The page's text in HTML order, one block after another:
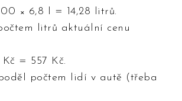
× 6,8 l = 14,28 litrů.
litrů aktuální cenu
Kč = 557 Kč.
počtem lidí v autě (třeba